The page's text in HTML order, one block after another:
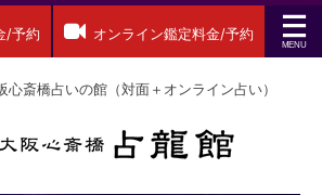
/予約 オンライン鑑定料金/予約
心斎橋占いの館（対面＋オンライン占い）